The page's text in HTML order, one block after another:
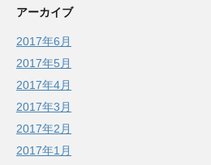
アーカイブ
2017年6月
2017年5月
2017年4月
2017年3月
2017年2月
2017年1月